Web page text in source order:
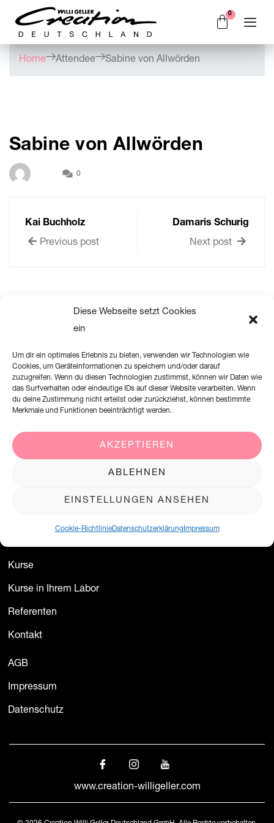
Diese Webseite setzt Cookies
ein
Um dir ein optimales Erlebnis zu bieten, verwenden wir Technologien wie
Cookies, um Geräteinformationen zu speichern und/oder darauf
zuzugreifen. Wenn du diesen Technologien zustimmst, können wir Daten wie
das Surfverhalten oder eindeutige IDs auf dieser Website verarbeiten. Wenn
du deine Zustimmung nicht erteilst oder zurückziehst, können bestimmte
Merkmale und Funktionen beeinträchtigt werden.
AKZEPTIEREN
ABLEHNEN
EINSTELLUNGEN ANSEHEN
Cookie-RichtlinieDatenschutzerklärungImpressum
Home Attendee Sabine von Allwörden
Sabine von Allwörden
0
Kai Buchholz
Previous post
Damaris Schurig
Next post
Creation Willi Geller Deutschland GmbH
+49 (0)2338 801 900
Kurse
Kurse in Ihrem Labor
Referenten
Kontakt
AGB
Impressum
Datenschutz
www.creation-willigeller.com